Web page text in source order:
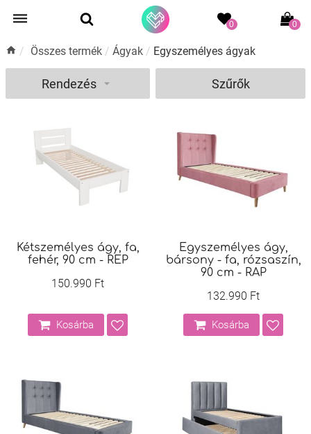
0 0
/ Összes termék / Ágyak / Egyszemélyes ágyak
Rendezés Szűrők
Kétszemélyes ágy, fa,
fehér, 90 cm - REP
150.990 Ft
Kosárba
Egyszemélyes ágy,
bársony - fa, rózsaszín,
90 cm - RAP
132.990 Ft
Kosárba